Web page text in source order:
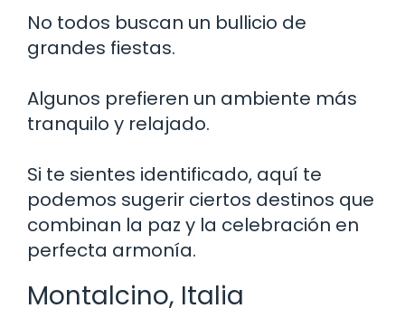
No todos buscan un bullicio de
grandes fiestas.
Algunos prefieren un ambiente más
tranquilo y relajado.
Si te sientes identificado, aquí te
podemos sugerir ciertos destinos que
combinan la paz y la celebración en
perfecta armonía.
Montalcino, Italia